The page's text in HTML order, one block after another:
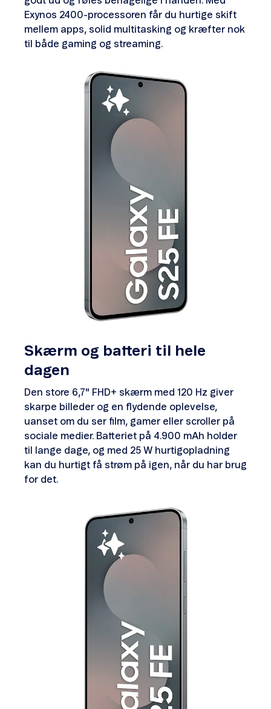
Exynos 2400-processoren får du hurtige skift
mellem apps, solid multitasking og kræfter nok
til både gaming og streaming.
Skærm og batteri til hele
dagen
Den store 6,7" FHD+ skærm med 120 Hz giver
skarpe billeder og en flydende oplevelse,
uanset om du ser film, gamer eller scroller på
sociale medier. Batteriet på 4.900 mAh holder
til lange dage, og med 25 W hurtigopladning
kan du hurtigt få strøm på igen, når du har brug
for det.